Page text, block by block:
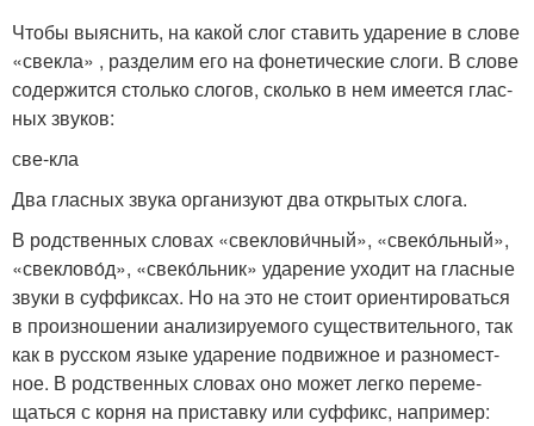
Чтобы выяс­нить, на какой слог ста­вить уда­ре­ние в сло­ве
«свек­ла» , раз­де­лим его на фоне­ти­че­ские сло­ги. В сло­ве
содер­жит­ся столь­ко сло­гов, сколь­ко в нем име­ет­ся глас­
ных зву­ков:
све-кла
Два глас­ных зву­ка орга­ни­зу­ют два откры­тых сло­га.
В род­ствен­ных сло­вах «свеклови́чный», «свеко́льный»,
«свеклово́д», «свеко́льник» уда­ре­ние ухо­дит на глас­ные
зву­ки в суф­фик­сах. Но на это не сто­ит ори­ен­ти­ро­вать­ся
в про­из­но­ше­нии ана­ли­зи­ру­е­мо­го суще­стви­тель­но­го, так
как в рус­ском язы­ке уда­ре­ние подвиж­ное и раз­но­мест­
ное. В род­ствен­ных сло­вах оно может лег­ко пере­ме­
щать­ся с кор­ня на при­став­ку или суф­фикс, напри­мер: